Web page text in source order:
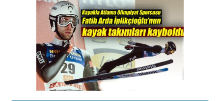
Kenan GÜLERCİ
Metin Külünk: Aileyi Korumak